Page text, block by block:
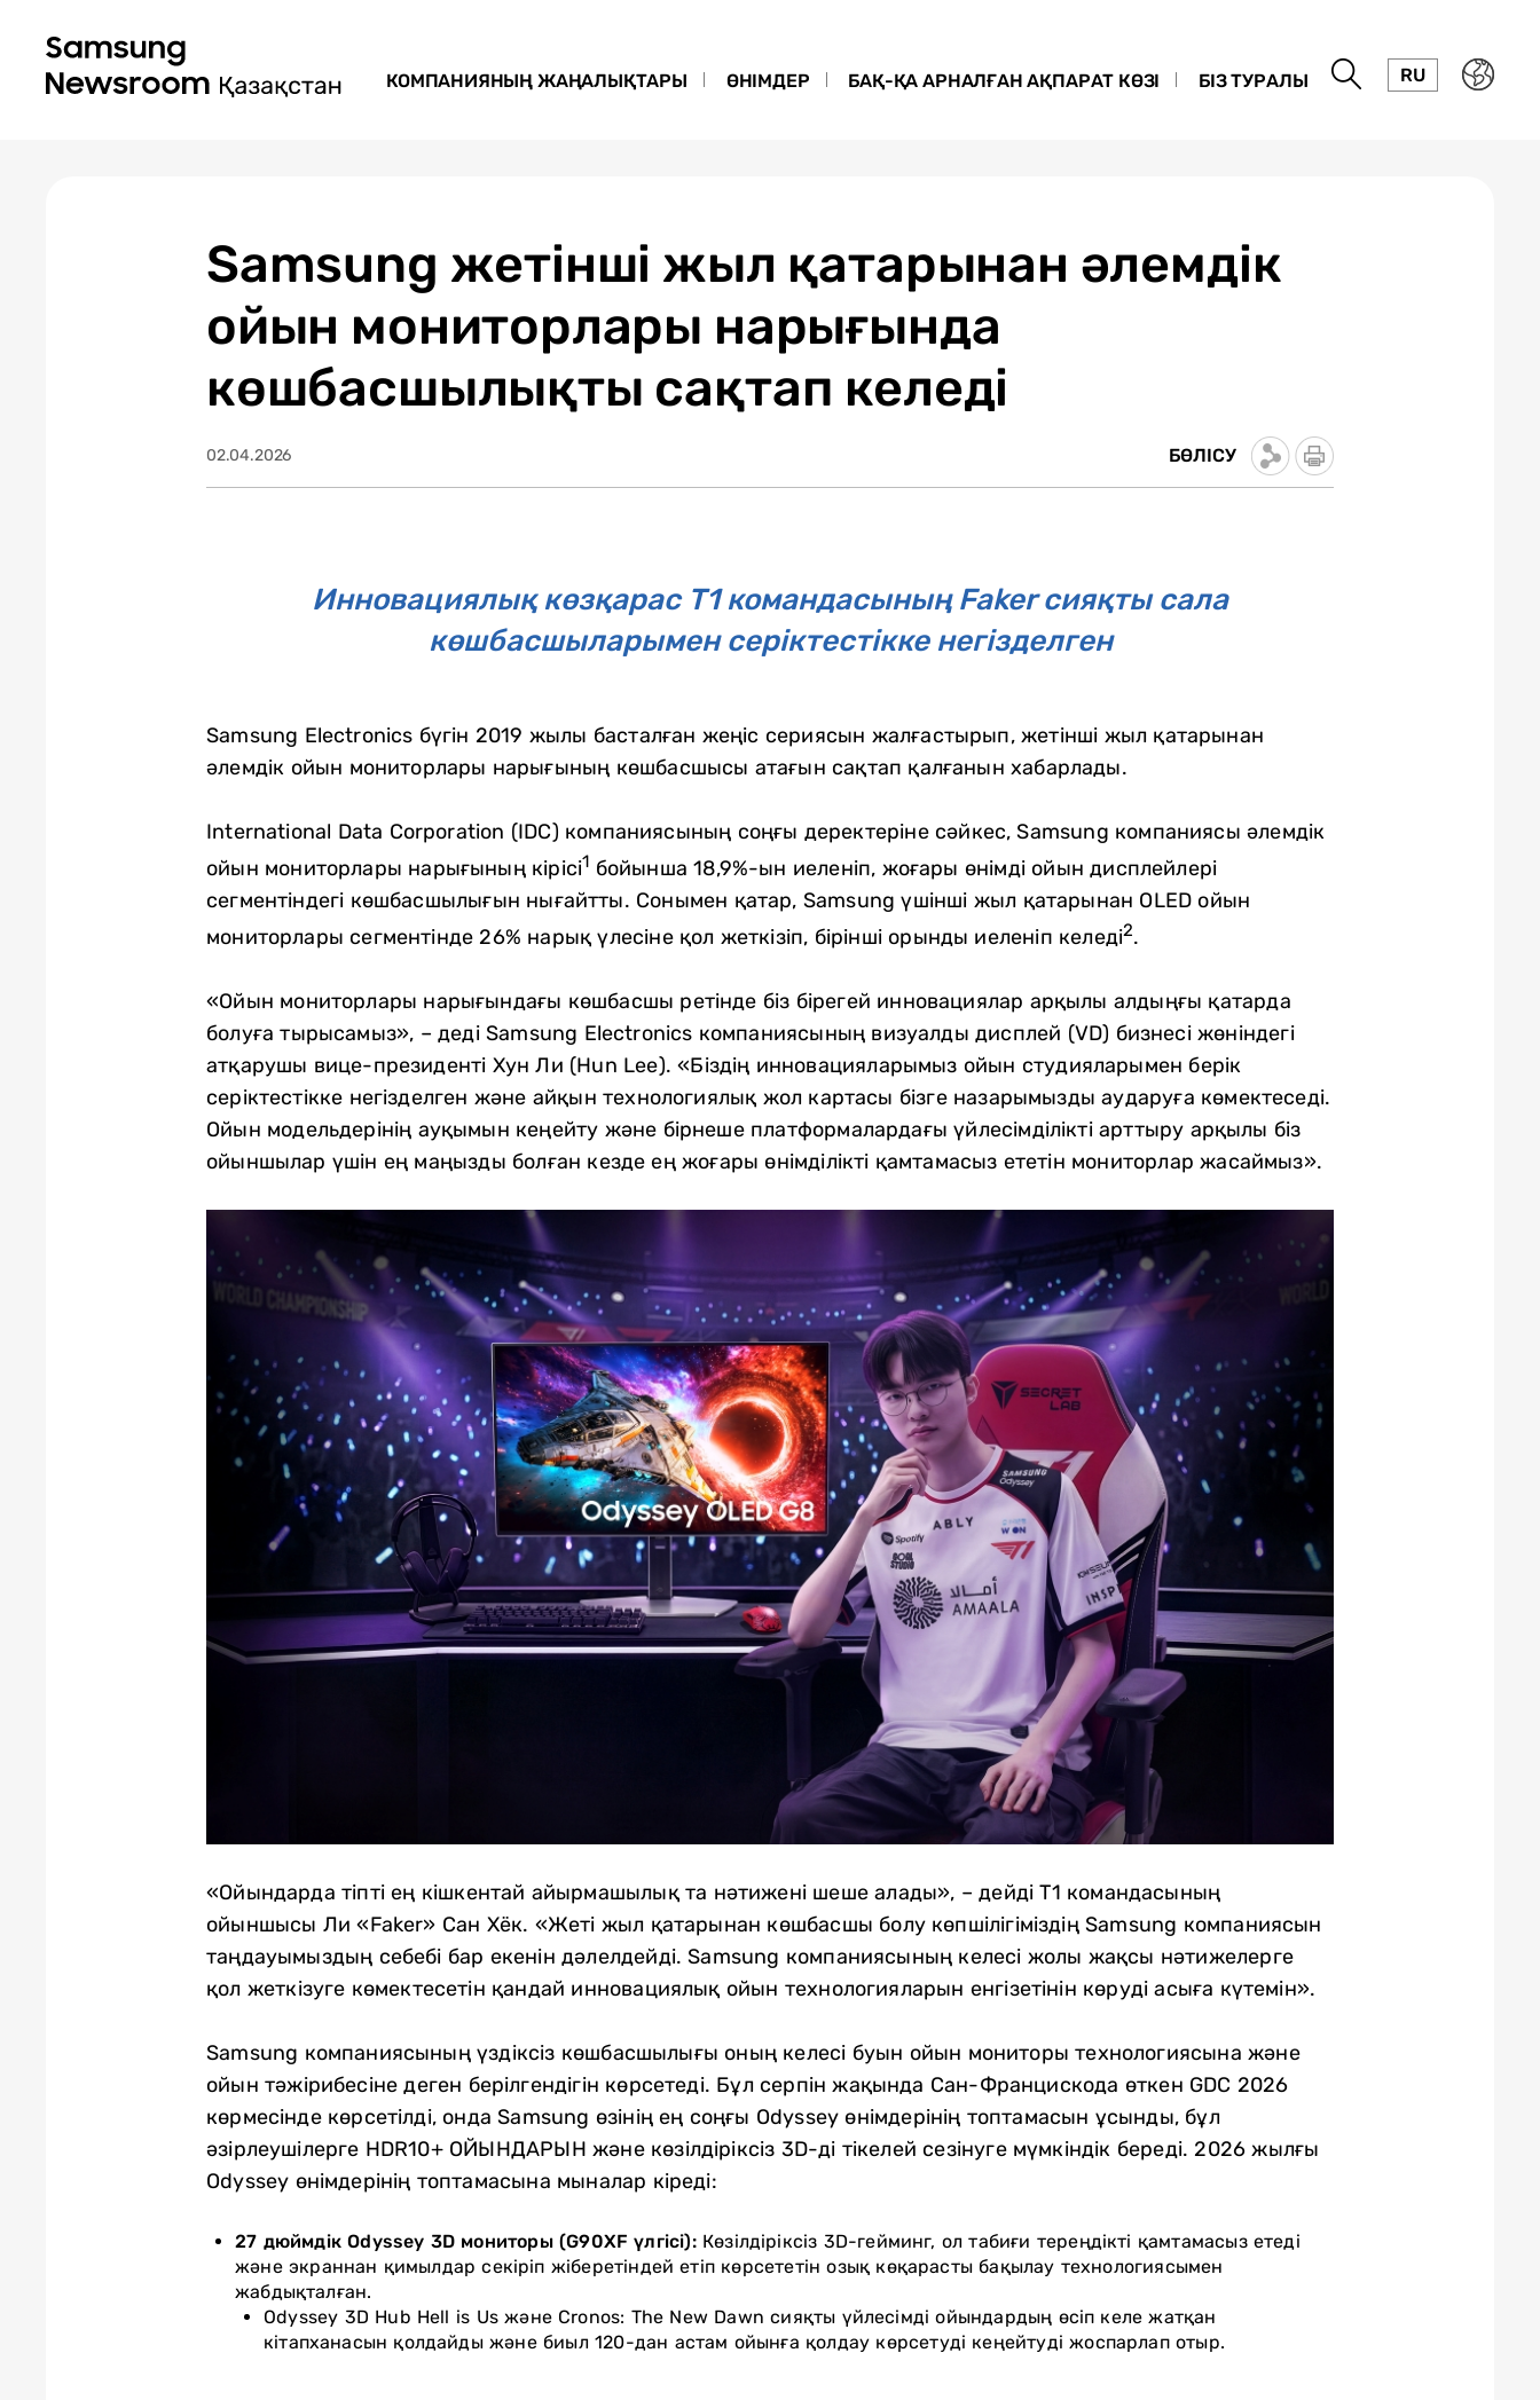
КОМПАНИЯНЫҢ ЖАҢАЛЫҚТАРЫ ӨНІМДЕР БАҚ-ҚА АРНАЛҒАН АҚПАРАТ КӨЗІ БІЗ ТУРАЛЫ RU
Samsung жетінші жыл қатарынан әлемдік
ойын мониторлары нарығында
көшбасшылықты сақтап келеді
02.04.2026 БӨЛІСУ
Инновациялық көзқарас T1 командасының Faker сияқты сала
көшбасшыларымен серіктестікке негізделген
Samsung Electronics бүгін 2019 жылы басталған жеңіс сериясын жалғастырып, жетінші жыл қатарынан
әлемдік ойын мониторлары нарығының көшбасшысы атағын сақтап қалғанын хабарлады.
International Data Corporation (IDC) компаниясының соңғы деректеріне сәйкес, Samsung компаниясы әлемдік
ойын мониторлары нарығының кірісі1 бойынша 18,9%-ын иеленіп, жоғары өнімді ойын дисплейлері
сегментіндегі көшбасшылығын нығайтты. Сонымен қатар, Samsung үшінші жыл қатарынан OLED ойын
мониторлары сегментінде 26% нарық үлесіне қол жеткізіп, бірінші орынды иеленіп келеді2.
«Ойын мониторлары нарығындағы көшбасшы ретінде біз бірегей инновациялар арқылы алдыңғы қатарда
болуға тырысамыз», – деді Samsung Electronics компаниясының визуалды дисплей (VD) бизнесі жөніндегі
атқарушы вице-президенті Хун Ли (Hun Lee). «Біздің инновацияларымыз ойын студияларымен берік
серіктестікке негізделген және айқын технологиялық жол картасы бізге назарымызды аударуға көмектеседі.
Ойын модельдерінің ауқымын кеңейту және бірнеше платформалардағы үйлесімділікті арттыру арқылы біз
ойыншылар үшін ең маңызды болған кезде ең жоғары өнімділікті қамтамасыз ететін мониторлар жасаймыз».
«Ойындарда тіпті ең кішкентай айырмашылық та нәтижені шеше алады», – дейді T1 командасының
ойыншысы Ли «Faker» Сан Хёк. «Жеті жыл қатарынан көшбасшы болу көпшілігіміздің Samsung компаниясын
таңдауымыздың себебі бар екенін дәлелдейді. Samsung компаниясының келесі жолы жақсы нәтижелерге
қол жеткізуге көмектесетін қандай инновациялық ойын технологияларын енгізетінін көруді асыға күтемін».
Samsung компаниясының үздіксіз көшбасшылығы оның келесі буын ойын мониторы технологиясына және
ойын тәжірибесіне деген берілгендігін көрсетеді. Бұл серпін жақында Сан-Францискода өткен GDC 2026
көрмесінде көрсетілді, онда Samsung өзінің ең соңғы Odyssey өнімдерінің топтамасын ұсынды, бұл
әзірлеушілерге HDR10+ ОЙЫНДАРЫН және көзілдіріксіз 3D-ді тікелей сезінуге мүмкіндік береді. 2026 жылғы
Odyssey өнімдерінің топтамасына мыналар кіреді:
27 дюймдік Odyssey 3D мониторы (G90XF үлгісі):Көзілдіріксіз 3D-гейминг, ол табиғи тереңдікті қамтамасыз етеді
және экраннан қимылдар секіріп жіберетіндей етіп көрсететін озық көқарасты бақылау технологиясымен
жабдықталған.
Odyssey 3D Hub Hell is Us және Cronos: The New Dawn сияқты үйлесімді ойындардың өсіп келе жатқан
кітапханасын қолдайды және биыл 120-дан астам ойынға қолдау көрсетуді кеңейтуді жоспарлап отыр.